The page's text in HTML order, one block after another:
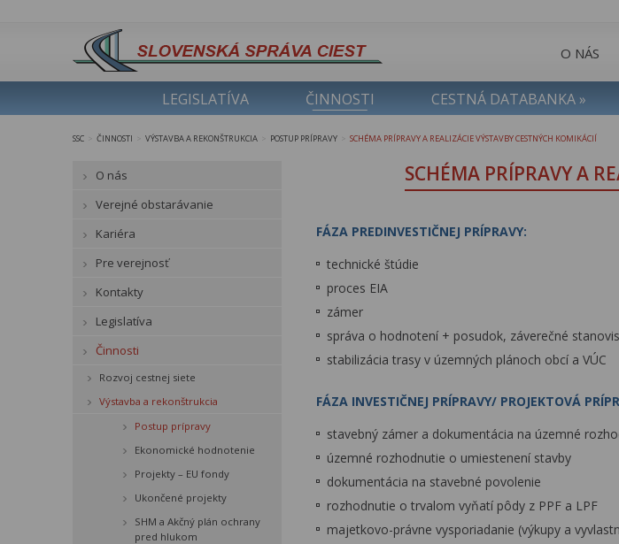
O NÁS
LEGISLATÍVA ČINNOSTI CESTNÁ DATABANKA »
SSC ČINNOSTI VÝSTAVBA A REKONŠTRUKCIA POSTUP PRÍPRAVY SCHÉMA PRÍPRAVY A REALIZÁCIE VÝSTAVBY CESTNÝCH KOMIKÁCIÍ
SCHÉMA PRÍPRAVY A
FÁZA PREDINVESTIČNEJ PRÍPRAVY:
technické štúdie
proces EIA
zámer
správa o hodnotení + posudok, záverečné
stabilizácia trasy v územných plánoch obcí a VÚC
FÁZA INVESTIČNEJ PRÍPRAVY/ PROJEKTOVÁ
stavebný zámer a dokumentácia na územné
územné rozhodnutie o umiestenení stavby
dokumentácia na stavebné povolenie
rozhodnutie o trvalom vyňatí pôdy z PPF a LPF
majetkovo-právne vysporiadanie (výkupy a
O nás
Verejné obstarávanie
Kariéra
Pre verejnosť
Kontakty
Legislatíva
Činnosti
Rozvoj cestnej siete
Výstavba a rekonštrukcia
Postup prípravy
Ekonomické hodnotenie
Projekty – EU fondy
Ukončené projekty
SHM a Akčný plán ochrany
pred hlukom